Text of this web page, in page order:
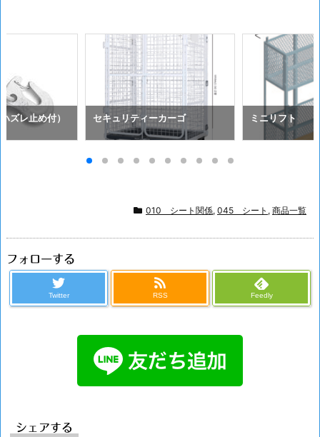
ズレ止め付） セキュリティーカーゴ ミニリフト
010 シート関係, 045 シート , 商品一覧
フォローする
Twitter RSS Feedly
シェアする